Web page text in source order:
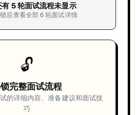
有 5轮面试流程未显示
后查看全部6 轮面试详情
🔓
完整面试流程
的详细内容、准备建议和面试技
巧